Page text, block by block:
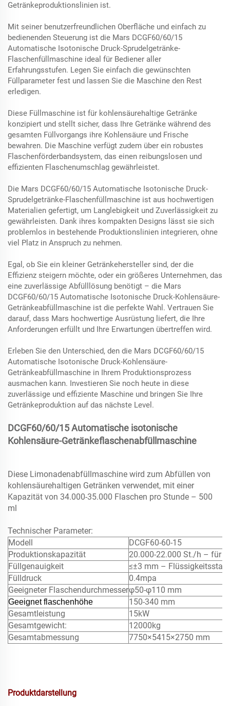
Getränkeproduktionslinien ist.
Mit seiner benutzerfreundlichen Oberfläche und einfach zu
bedienenden Steuerung ist die Mars DCGF60/60/15
Automatische Isotonische Druck-Sprudelgetränke-
Flaschenfüllmaschine ideal für Bediener aller
Erfahrungsstufen. Legen Sie einfach die gewünschten
Füllparameter fest und lassen Sie die Maschine den Rest
erledigen.
Diese Füllmaschine ist für kohlensäurehaltige Getränke
konzipiert und stellt sicher, dass Ihre Getränke während des
gesamten Füllvorgangs ihre Kohlensäure und Frische
bewahren. Die Maschine verfügt zudem über ein robustes
Flaschenförderbandsystem, das einen reibungslosen und
effizienten Flaschenumschlag gewährleistet.
Die Mars DCGF60/60/15 Automatische Isotonische Druck-
Sprudelgetränke-Flaschenfüllmaschine ist aus hochwertigen
Materialien gefertigt, um Langlebigkeit und Zuverlässigkeit zu
gewährleisten. Dank ihres kompakten Designs lässt sie sich
problemlos in bestehende Produktionslinien integrieren, ohne
viel Platz in Anspruch zu nehmen.
Egal, ob Sie ein kleiner Getränkehersteller sind, der die
Effizienz steigern möchte, oder ein größeres Unternehmen, das
eine zuverlässige Abfülllösung benötigt – die Mars
DCGF60/60/15 Automatische Isotonische Druck-Kohlensäure-
Getränkeabfüllmaschine ist die perfekte Wahl. Vertrauen Sie
darauf, dass Mars hochwertige Ausrüstung liefert, die Ihre
Anforderungen erfüllt und Ihre Erwartungen übertreffen wird.
Erleben Sie den Unterschied, den die Mars DCGF60/60/15
Automatische Isotonische Druck-Kohlensäure-
Getränkeabfüllmaschine in Ihrem Produktionsprozess
ausmachen kann. Investieren Sie noch heute in diese
zuverlässige und effiziente Maschine und bringen Sie Ihre
Getränkeproduktion auf das nächste Level.
DCGF60/60/15 Automatische isotonische
Kohlensäure-Getränkeflaschenabfüllmaschine
Diese Limonadenabfüllmaschine wird zum Abfüllen von
kohlensäurehaltigen Getränken verwendet, mit einer
Kapazität von 34.000-35.000 Flaschen pro Stunde – 500
ml
Technischer Parameter:
Modell
DCGF60-60-15
Produktionskapazität
20.000-22.000 St./h – für
Füllgenauigkeit
≤±3 mm –
Fülldruck
0.4mpa
Geeigneter Flaschendurchmesserφ50-φ110 mm
Geeignetflaschenhöhe
150-340 mm
Gesamtleistung
15kW
Gesamtgewicht:
12000kg
Gesamtabmessung
7750×5415×2750 mm
Produktdarstellung